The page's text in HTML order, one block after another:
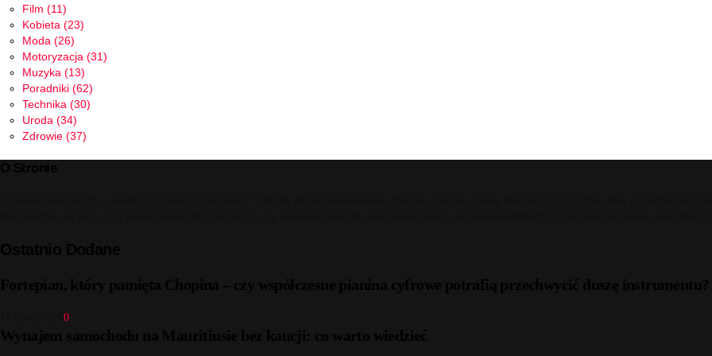
Film (11)
Kobieta (23)
Moda (26)
Motoryzacja (31)
Muzyka (13)
Poradniki (62)
Technika (30)
Uroda (34)
Zdrowie (37)
0